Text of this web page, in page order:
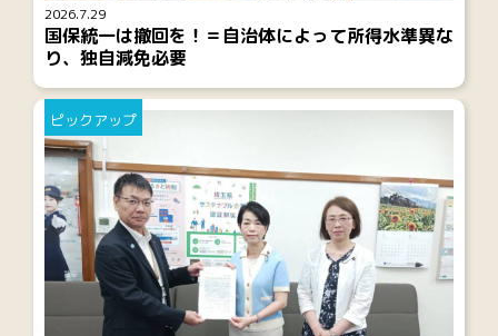
2026.7.29
国保統一は撤回を！＝自治体によって所得水準異な
り、独自減免必要
ピックアップ